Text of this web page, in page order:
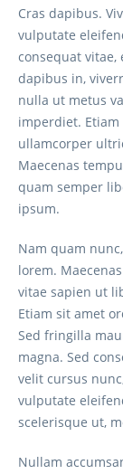
Cras dapibus.
vulputate
consequat vitae,
dapibus in,
nulla ut metus
imperdiet.
ullamcorper
Maecenas
quam semper
ipsum.
Nam quam
lorem.
vitae sapien ut
Etiam sit amet
Sed fringilla
magna. Sed
velit cursus
vulputate
scelerisque ut,
Nullam